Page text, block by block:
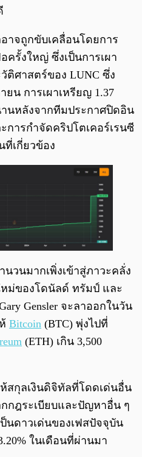
าจถูกขับเคลื่อนโดยการ
ครั้งใหญ่ ซึ่งเป็นการเผา
ติศาสตร์ของ LUNC ซึ่ง
น การเผาเหรียญ 1.37
นหลังจากทีมประกาศปิดอิน
ะการกำจัดคริปโตเคอร์เรนซี
ที่เกี่ยวข้อง
วนมากเพิ่งเข้าสู่ภาวะคลั่ง
หม่ของโดนัลด์ ทรัมป์ และ
Gensler จะลาออกในวัน
Bitcoin (BTC) พุ่งไปที่
(ETH) เกิน 3,500
สกุลเงินดิจิทัลที่โดดเด่นอื่น
กฎระเบียบและปัญหาอื่น ๆ
นดาวเด่นของเฟสปัจจุบัน
ในเดือนที่ผ่านมา